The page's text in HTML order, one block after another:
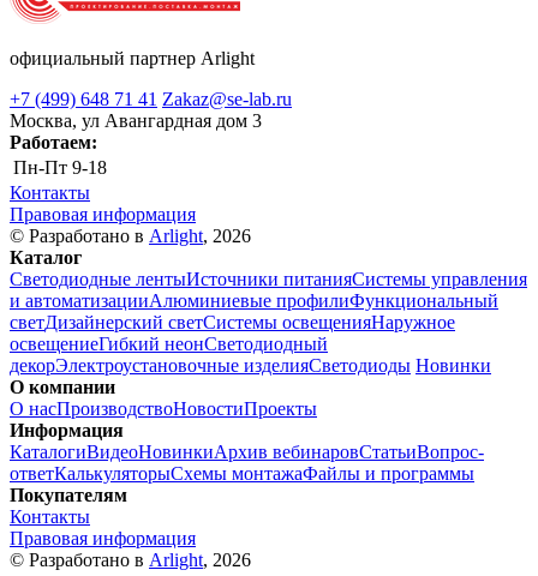
официальный партнер Arlight
+7 (499) 648 71 41 Zakaz@se-lab.ru
Москва, ул Авангардная дом 3
Работаем:
Пн-Пт 9-18
Контакты
Правовая информация
© Разработано в Arlight, 2026
Каталог
Светодиодные лентыИсточники питанияСистемы управления
и автоматизацииАлюминиевые профилиФункциональный
светДизайнерский светСистемы освещенияНаружное
освещениеГибкий неонСветодиодный
декорЭлектроустановочные изделияСветодиоды Новинки
О компании
О насПроизводствоНовостиПроекты
Информация
КаталогиВидеоНовинкиАрхив вебинаровСтатьиВопрос-
ответКалькуляторыСхемы монтажаФайлы и программы
Покупателям
Контакты
Правовая информация
© Разработано в Arlight, 2026